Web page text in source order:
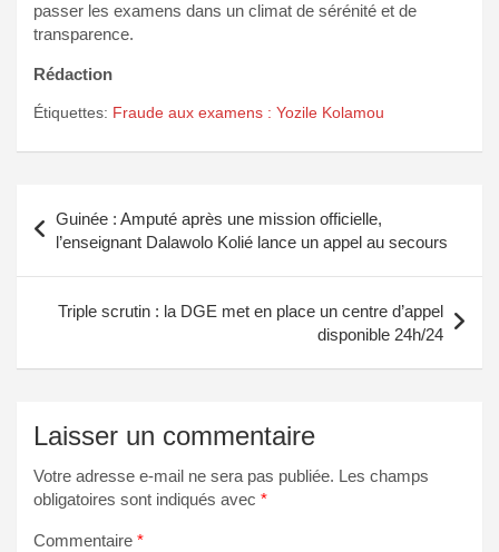
passer les examens dans un climat de sérénité et de
transparence.
Rédaction
Étiquettes: Fraude aux examens : Yozile Kolamou
de
l’article
Guinée : Amputé après une mission officielle,
l’enseignant Dalawolo Kolié lance un appel au secours
Triple scrutin : la DGE met en place un centre d’appel
disponible 24h/24
Laisser un commentaire
Votre adresse e-mail ne sera pas publiée. Les champs
obligatoires sont indiqués avec *
Commentaire *